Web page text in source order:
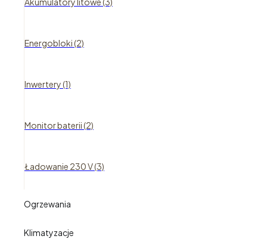
Energobloki (2)
Inwertery (1)
Monitor baterii (2)
Ładowanie 230 V (3)
Ogrzewania
Klimatyzacje